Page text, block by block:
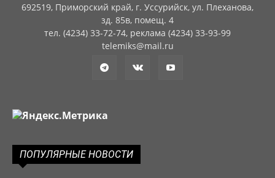
692519, Приморский край, г. Уссурийск, ул. Плеханова,
зд. 85в, помещ. 4
тел. (4234) 33-72-74, реклама (4234) 33-93-99
telemiks@mail.ru
ПОПУЛЯРНЫЕ НОВОСТИ